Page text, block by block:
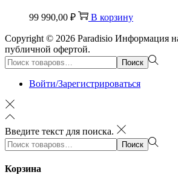
99 990,00 ₽ В корзину
Copyright © 2026 Paradisio Информация
публичной офертой.
Поиск:>
Поиск
Войти/Зарегистрироваться
Введите текст для поиска.
Поиск:>
Поиск
Корзина